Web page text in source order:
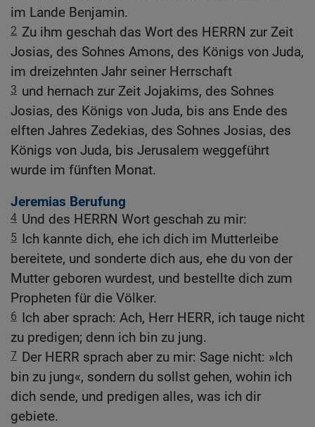
im Lande Benjamin.
2 Zu ihm geschah das Wort des HERRN zur Zeit
Josias, des Sohnes Amons, des Königs von Juda,
im dreizehnten Jahr seiner Herrschaft
3 und hernach zur Zeit Jojakims, des Sohnes
Josias, des Königs von Juda, bis ans Ende des
elften Jahres Zedekias, des Sohnes Josias, des
Königs von Juda, bis Jerusalem weggeführt
wurde im fünften Monat.
Jeremias Berufung
4 Und des HERRN Wort geschah zu mir:
5 Ich kannte dich, ehe ich dich im Mutterleibe
bereitete, und sonderte dich aus, ehe du von der
Mutter geboren wurdest, und bestellte dich zum
Propheten für die Völker.
6 Ich aber sprach: Ach, Herr HERR, ich tauge nicht
zu predigen; denn ich bin zu jung.
7 Der HERR sprach aber zu mir: Sage nicht: »Ich
bin zu jung«, sondern du sollst gehen, wohin ich
dich sende, und predigen alles, was ich dir
gebiete.